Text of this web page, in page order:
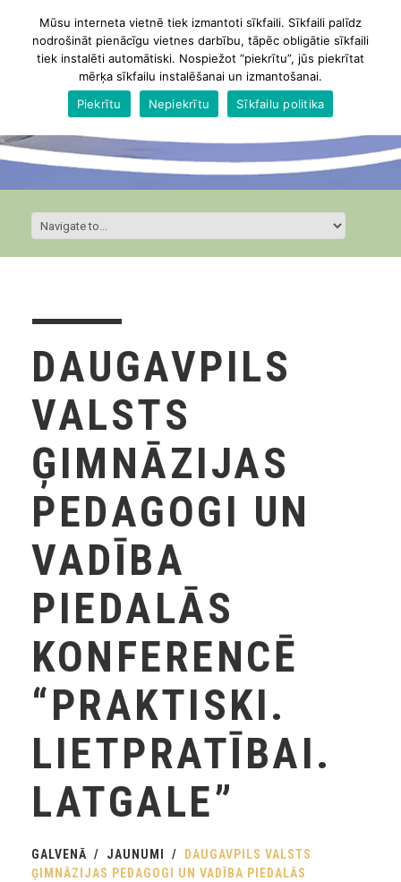
DAUGAVPILS
VALSTS
ĢIMNĀZIJAS
PEDAGOGI UN
VADĪBA
PIEDALĀS
KONFERENCĒ
“PRAKTISKI.
LIETPRATĪBAI.
LATGALE”
GALVENĀ JAUNUMI
DAUGAVPILS VALSTS
ĢIMNĀZIJAS PEDAGOGI UN VADĪBA PIEDALĀS
Mūsu interneta vietnē tiek izmantoti sīkfaili. Sīkfaili palīdz
nodrošināt pienācīgu vietnes darbību, tāpēc obligātie sīkfaili
tiek instalēti automātiski. Nospiežot “piekrītu”, jūs piekrītat
mērķa sīkfailu instalēšanai un izmantošanai.
Piekrītu
Nepiekrītu Sīkfailu politika